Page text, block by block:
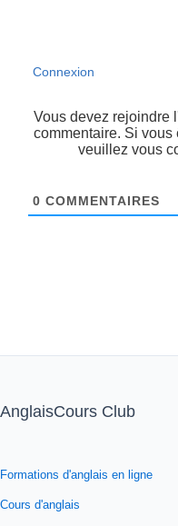
Connexion
Vous devez rejoindre
commentaire. Si vous
veuillez vous
0 COMMENTAIRES
AnglaisCours Club
Formations d'anglais en ligne
Cours d'anglais